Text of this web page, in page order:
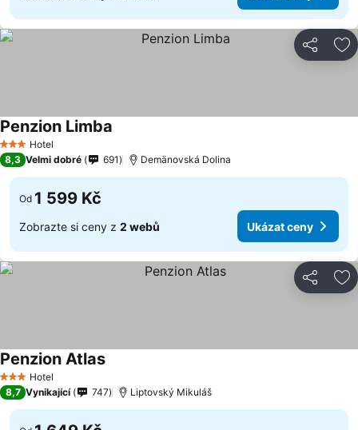
Sdílet
3 Počet hvězdiček
Hotel
Penzion Limba
8,3 Velmi dobré 691 Demänovská Dolina
Od 1 599 Kč
Zobrazte si ceny z 2 webů Ukázat ceny
Sdílet
3 Počet hvězdiček
Hotel
Penzion Atlas
8,7 Vynikající 747 Liptovský Mikuláš